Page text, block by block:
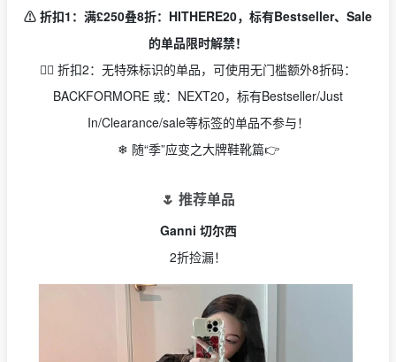
⚠️ 折扣1：满£250叠8折：HITHERE20，标有Bestseller、Sale
的单品限时解禁！
👉🏻 折扣2：无特殊标识的单品，可使用无门槛额外8折码：
BACKFORMORE 或：NEXT20，标有Bestseller/Just
In/Clearance/sale等标签的单品不参与！
❄ 随“季”应变之大牌鞋靴篇👉
🌷 推荐单品
Ganni 切尔西
2折捡漏！